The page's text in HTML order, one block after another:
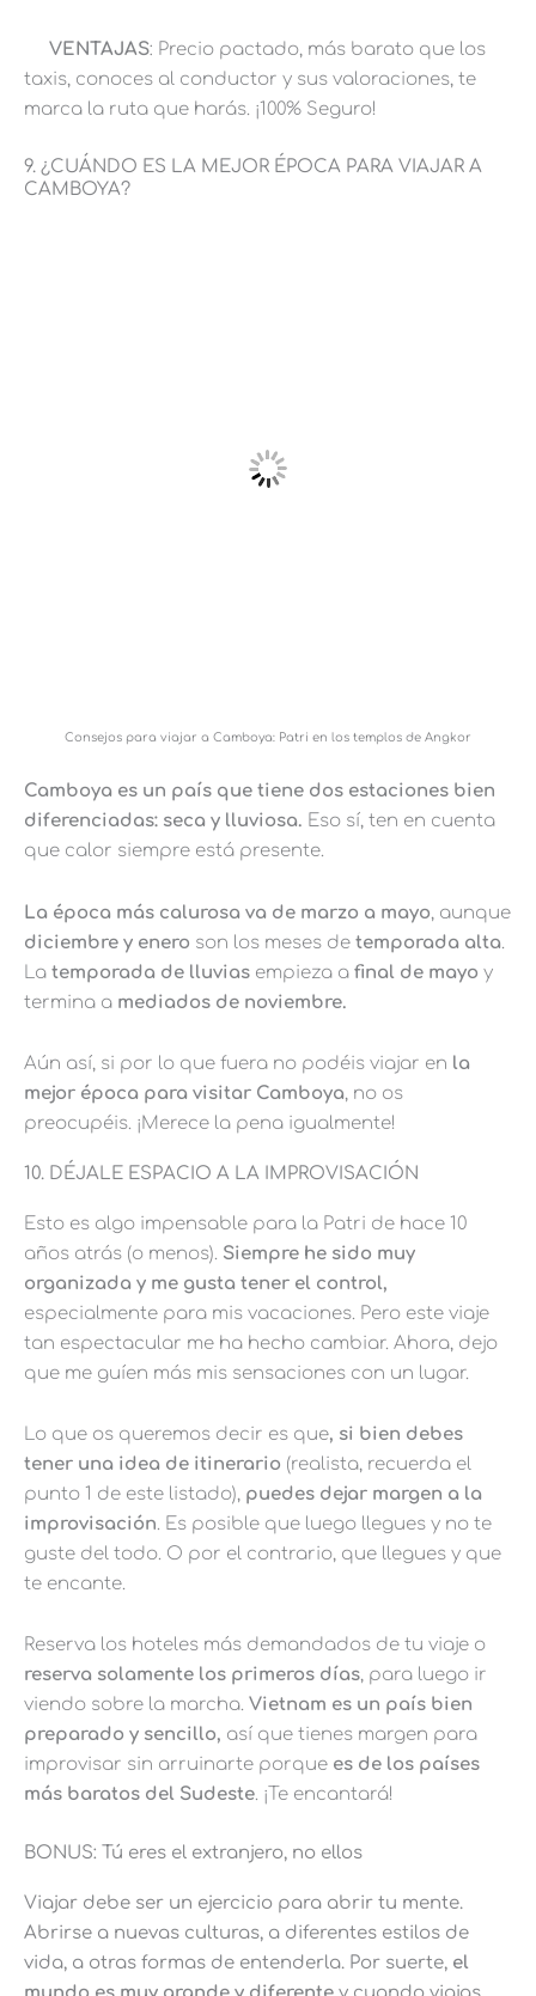
VENTAJAS: Precio pactado, más barato que los
taxis, conoces al conductor y sus valoraciones, te
marca la ruta que harás. ¡100% Seguro!
9. ¿CUÁNDO ES LA MEJOR ÉPOCA PARA VIAJAR A
CAMBOYA?
Consejos para viajar a Camboya: Patri en los templos de Angkor
Camboya es un país que tiene dos estaciones bien
diferenciadas: seca y lluviosa. Eso sí, ten en cuenta
que calor siempre está presente.
La época más calurosa va de marzo a mayo, aunque
diciembre y enero son los meses de temporada alta.
La temporada de lluvias empieza a final de mayo y
termina a mediados de noviembre.
Aún así, si por lo que fuera no podéis viajar en la
mejor época para visitar Camboya, no os
preocupéis. ¡Merece la pena igualmente!
10. DÉJALE ESPACIO A LA IMPROVISACIÓN
Esto es algo impensable para la Patri de hace 10
años atrás (o menos). Siempre he sido muy
organizada y me gusta tener el control,
especialmente para mis vacaciones. Pero este viaje
tan espectacular me ha hecho cambiar. Ahora, dejo
que me guíen más mis sensaciones con un lugar.
Lo que os queremos decir es que, si bien debes
tener una idea de itinerario (realista, recuerda el
punto 1 de este listado), puedes dejar margen a la
improvisación. Es posible que luego llegues y no te
guste del todo. O por el contrario, que llegues y que
te encante.
Reserva los hoteles más demandados de tu viaje o
reserva solamente los primeros días, para luego ir
viendo sobre la marcha. Vietnam es un país bien
preparado y sencillo, así que tienes margen para
improvisar sin arruinarte porque es de los países
más baratos del Sudeste. ¡Te encantará!
BONUS: Tú eres el extranjero, no ellos
Viajar debe ser un ejercicio para abrir tu mente.
Abrirse a nuevas culturas, a diferentes estilos de
vida, a otras formas de entenderla. Por suerte, el